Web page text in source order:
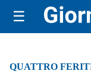
☰
QUATTRO